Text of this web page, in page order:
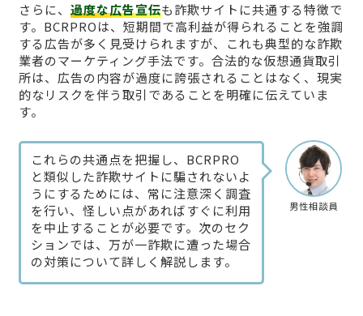
さらに、 過度な広告宣伝も詐欺サイトに共通する特徴で
す。BCRPROは、短期間で高利益が得られることを強調
する広告が多く見受けられますが、これも典型的な詐欺
業者のマーケティング手法です。合法的な仮想通貨取引
所は、広告の内容が過度に誇張されることはなく、現実
的なリスクを伴う取引であることを明確に伝えていま
す。
男性相談員
これらの共通点を把握し、BCRPRO
と類似した詐欺サイトに騙されないよ
うにするためには、常に注意深く調査
を行い、怪しい点があればすぐに利用
を中止することが必要です。次のセク
ションでは、万が一詐欺に遭った場合
の対策について詳しく解説します。